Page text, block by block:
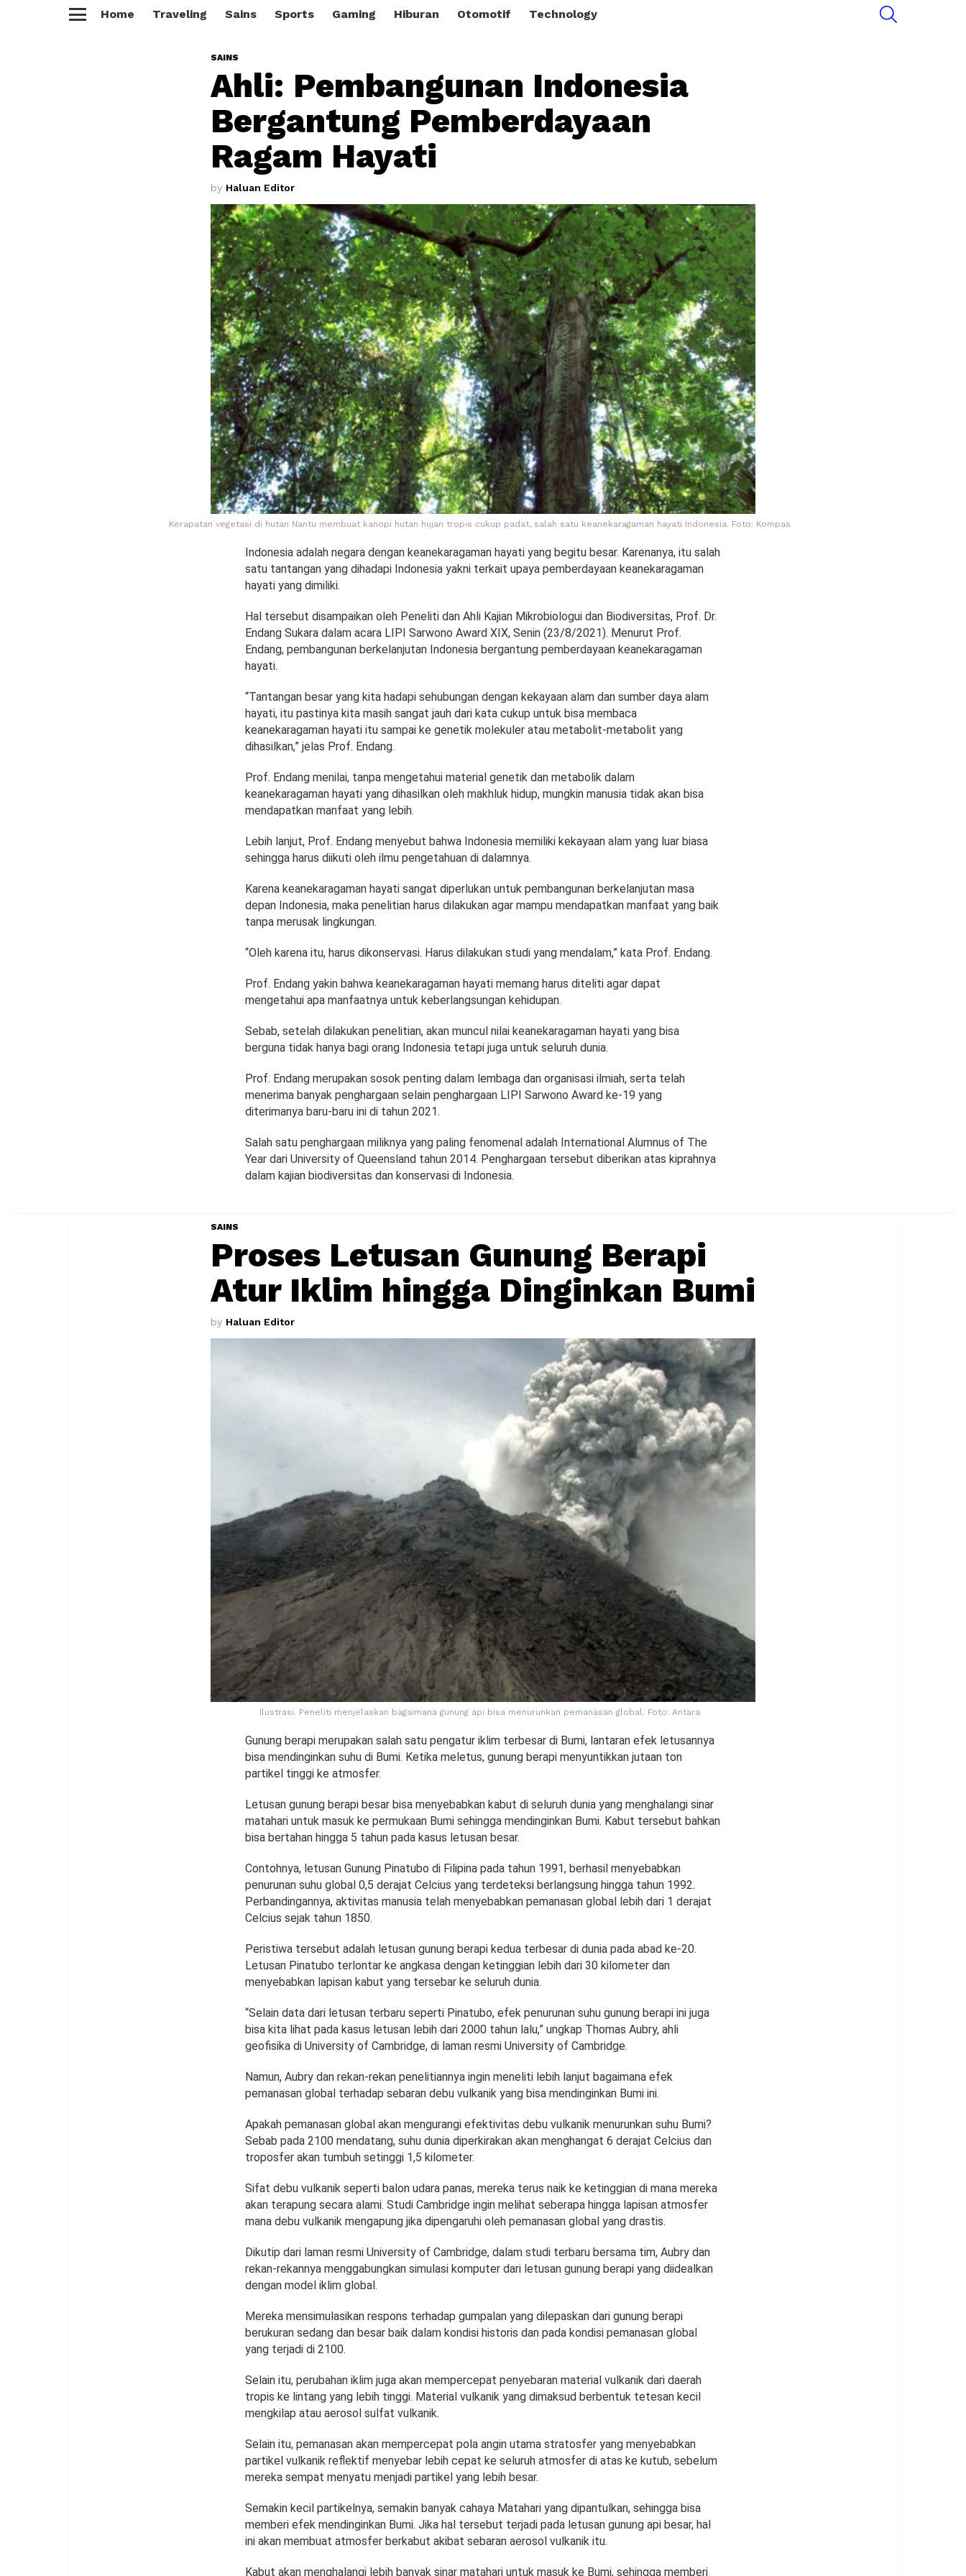
Home Traveling Sains Sports Gaming Hiburan Otomotif Technology
SAINS
Ahli: Pembangunan Indonesia
Bergantung Pemberdayaan
Ragam Hayati
by Haluan Editor
Kerapatan vegetasi di hutan Nantu membuat kanopi hutan hujan tropis cukup padat, salah satu keanekaragaman hayati Indonesia. Foto: Kompas
Indonesia adalah negara dengan keanekaragaman hayati yang begitu besar. Karenanya, itu salah
satu tantangan yang dihadapi Indonesia yakni terkait upaya pemberdayaan keanekaragaman
hayati yang dimiliki.
Hal tersebut disampaikan oleh Peneliti dan Ahli Kajian Mikrobiologui dan Biodiversitas, Prof. Dr.
Endang Sukara dalam acara LIPI Sarwono Award XIX, Senin (23/8/2021). Menurut Prof.
Endang, pembangunan berkelanjutan Indonesia bergantung pemberdayaan keanekaragaman
hayati.
“Tantangan besar yang kita hadapi sehubungan dengan kekayaan alam dan sumber daya alam
hayati, itu pastinya kita masih sangat jauh dari kata cukup untuk bisa membaca
keanekaragaman hayati itu sampai ke genetik molekuler atau metabolit-metabolit yang
dihasilkan,” jelas Prof. Endang.
Prof. Endang menilai, tanpa mengetahui material genetik dan metabolik dalam
keanekaragaman hayati yang dihasilkan oleh makhluk hidup, mungkin manusia tidak akan bisa
mendapatkan manfaat yang lebih.
Lebih lanjut, Prof. Endang menyebut bahwa Indonesia memiliki kekayaan alam yang luar biasa
sehingga harus diikuti oleh ilmu pengetahuan di dalamnya.
Karena keanekaragaman hayati sangat diperlukan untuk pembangunan berkelanjutan masa
depan Indonesia, maka penelitian harus dilakukan agar mampu mendapatkan manfaat yang baik
tanpa merusak lingkungan.
“Oleh karena itu, harus dikonservasi. Harus dilakukan studi yang mendalam,” kata Prof. Endang.
Prof. Endang yakin bahwa keanekaragaman hayati memang harus diteliti agar dapat
mengetahui apa manfaatnya untuk keberlangsungan kehidupan.
Sebab, setelah dilakukan penelitian, akan muncul nilai keanekaragaman hayati yang bisa
berguna tidak hanya bagi orang Indonesia tetapi juga untuk seluruh dunia.
Prof. Endang merupakan sosok penting dalam lembaga dan organisasi ilmiah, serta telah
menerima banyak penghargaan selain penghargaan LIPI Sarwono Award ke-19 yang
diterimanya baru-baru ini di tahun 2021.
Salah satu penghargaan miliknya yang paling fenomenal adalah International Alumnus of The
Year dari University of Queensland tahun 2014. Penghargaan tersebut diberikan atas kiprahnya
dalam kajian biodiversitas dan konservasi di Indonesia.
SAINS
Proses Letusan Gunung Berapi
Atur Iklim hingga Dinginkan Bumi
by Haluan Editor
Ilustrasi. Peneliti menjelaskan bagaimana gunung api bisa menurunkan pemanasan global. Foto: Antara
Gunung berapi merupakan salah satu pengatur iklim terbesar di Bumi, lantaran efek letusannya
bisa mendinginkan suhu di Bumi. Ketika meletus, gunung berapi menyuntikkan jutaan ton
partikel tinggi ke atmosfer.
Letusan gunung berapi besar bisa menyebabkan kabut di seluruh dunia yang menghalangi sinar
matahari untuk masuk ke permukaan Bumi sehingga mendinginkan Bumi. Kabut tersebut bahkan
bisa bertahan hingga 5 tahun pada kasus letusan besar.
Contohnya, letusan Gunung Pinatubo di Filipina pada tahun 1991, berhasil menyebabkan
penurunan suhu global 0,5 derajat Celcius yang terdeteksi berlangsung hingga tahun 1992.
Perbandingannya, aktivitas manusia telah menyebabkan pemanasan global lebih dari 1 derajat
Celcius sejak tahun 1850.
Peristiwa tersebut adalah letusan gunung berapi kedua terbesar di dunia pada abad ke-20.
Letusan Pinatubo terlontar ke angkasa dengan ketinggian lebih dari 30 kilometer dan
menyebabkan lapisan kabut yang tersebar ke seluruh dunia.
“Selain data dari letusan terbaru seperti Pinatubo, efek penurunan suhu gunung berapi ini juga
bisa kita lihat pada kasus letusan lebih dari 2000 tahun lalu,” ungkap Thomas Aubry, ahli
geofisika di University of Cambridge, di laman resmi University of Cambridge.
Namun, Aubry dan rekan-rekan penelitiannya ingin meneliti lebih lanjut bagaimana efek
pemanasan global terhadap sebaran debu vulkanik yang bisa mendinginkan Bumi ini.
Apakah pemanasan global akan mengurangi efektivitas debu vulkanik menurunkan suhu Bumi?
Sebab pada 2100 mendatang, suhu dunia diperkirakan akan menghangat 6 derajat Celcius dan
troposfer akan tumbuh setinggi 1,5 kilometer.
Sifat debu vulkanik seperti balon udara panas, mereka terus naik ke ketinggian di mana mereka
akan terapung secara alami. Studi Cambridge ingin melihat seberapa hingga lapisan atmosfer
mana debu vulkanik mengapung jika dipengaruhi oleh pemanasan global yang drastis.
Dikutip dari laman resmi University of Cambridge, dalam studi terbaru bersama tim, Aubry dan
rekan-rekannya menggabungkan simulasi komputer dari letusan gunung berapi yang diidealkan
dengan model iklim global.
Mereka mensimulasikan respons terhadap gumpalan yang dilepaskan dari gunung berapi
berukuran sedang dan besar baik dalam kondisi historis dan pada kondisi pemanasan global
yang terjadi di 2100.
Selain itu, perubahan iklim juga akan mempercepat penyebaran material vulkanik dari daerah
tropis ke lintang yang lebih tinggi. Material vulkanik yang dimaksud berbentuk tetesan kecil
mengkilap atau aerosol sulfat vulkanik.
Selain itu, pemanasan akan mempercepat pola angin utama stratosfer yang menyebabkan
partikel vulkanik reflektif menyebar lebih cepat ke seluruh atmosfer di atas ke kutub, sebelum
mereka sempat menyatu menjadi partikel yang lebih besar.
Semakin kecil partikelnya, semakin banyak cahaya Matahari yang dipantulkan, sehingga bisa
memberi efek mendinginkan Bumi. Jika hal tersebut terjadi pada letusan gunung api besar, hal
ini akan membuat atmosfer berkabut akibat sebaran aerosol vulkanik itu.
Kabut akan menghalangi lebih banyak sinar matahari untuk masuk ke Bumi, sehingga memberi